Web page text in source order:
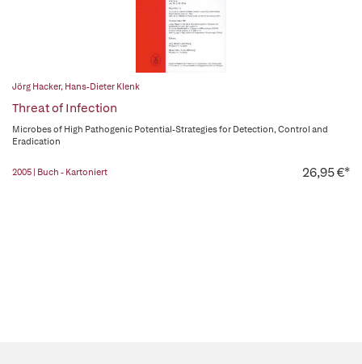
Jörg Hacker, Hans-Dieter Klenk
Threat of Infection
Microbes of High Pathogenic Potential-Strategies for Detection, Control and
Eradication
2005 | Buch - Kartoniert 26,95 €*